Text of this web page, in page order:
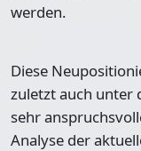
werden.
Diese
zuletzt auch unter
sehr
Analyse der